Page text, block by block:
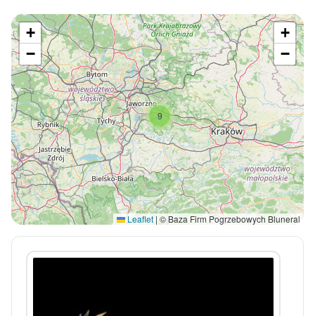
9
+
−
+
−
Leaflet | © Baza Firm Pogrzebowych Bluneral